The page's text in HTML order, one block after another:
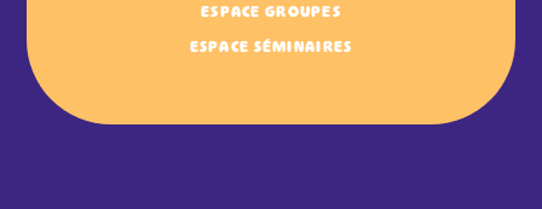
ESPACE GROUPES
ESPACE SÉMINAIRES